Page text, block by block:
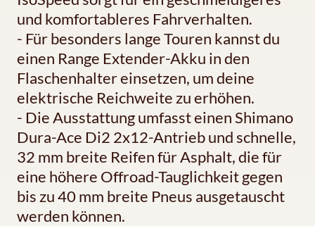
und komfortableres Fahrverhalten.
- Für besonders lange Touren kannst du
einen Range Extender-Akku in den
Flaschenhalter einsetzen, um deine
elektrische Reichweite zu erhöhen.
- Die Ausstattung umfasst einen Shimano
Dura-Ace Di2 2x12-Antrieb und schnelle,
32 mm breite Reifen für Asphalt, die für
eine höhere Offroad-Tauglichkeit gegen
bis zu 40 mm breite Pneus ausgetauscht
werden können.